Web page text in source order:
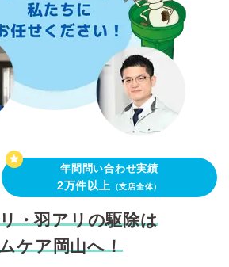
年間問い合わせ実績
2万件以上 （支店全体）
・羽アリの駆除は
ケア岡山へ！